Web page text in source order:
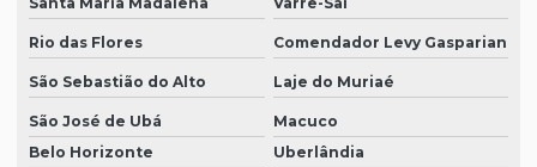
Rio das Flores Comendador Levy Gasparian
São Sebastião do Alto Laje do Muriaé
São José de Ubá
Macuco
Belo Horizonte
Uberlândia